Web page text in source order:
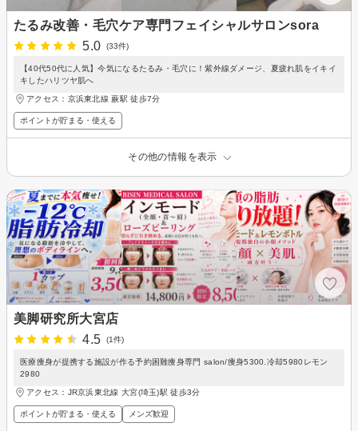
たるみ改善・毛穴ケア専門フェイシャルサロンsora
5.0
(33件)
【40代50代に人気】今気になるたるみ・毛穴に！紫外線ダメージ、夏疲れ肌をイキイ
キしたハリツヤ肌へ
アクセス：京浜東北線 蕨駅 徒歩7分
ポイントが貯まる・使える
その他の情報を表示
美脚研究所大宮店
4.5
(1件)
医療痩身が提携する施設が作る予約困難痩身専門 salon/痩身5300.冷却5980レモン
2980
アクセス：JR京浜東北線 大宮(埼玉)駅 徒歩3分
ポイントが貯まる・使える メンズ歓迎